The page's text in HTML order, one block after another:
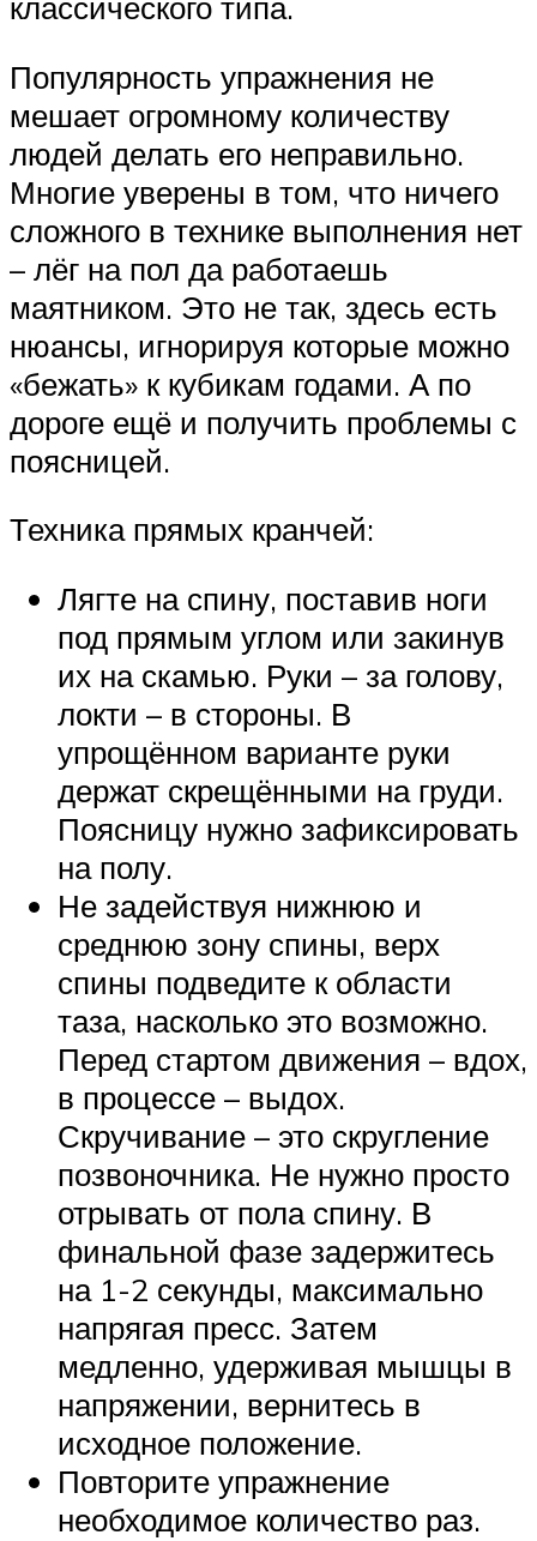
Популярность упражнения не
мешает огромному количеству
людей делать его неправильно.
Многие уверены в том, что ничего
сложного в технике выполнения нет
– лёг на пол да работаешь
маятником. Это не так, здесь есть
нюансы, игнорируя которые можно
«бежать» к кубикам годами. А по
дороге ещё и получить проблемы с
поясницей.
Техника прямых кранчей:
Лягте на спину, поставив ноги
под прямым углом или закинув
их на скамью. Руки – за голову,
локти – в стороны. В
упрощённом варианте руки
держат скрещёнными на груди.
Поясницу нужно зафиксировать
на полу.
Не задействуя нижнюю и
среднюю зону спины, верх
спины подведите к области
таза, насколько это возможно.
Перед стартом движения – вдох,
в процессе – выдох.
Скручивание – это скругление
позвоночника. Не нужно просто
отрывать от пола спину. В
финальной фазе задержитесь
на 1-2 секунды, максимально
напрягая пресс. Затем
медленно, удерживая мышцы в
напряжении, вернитесь в
исходное положение.
Повторите упражнение
необходимое количество раз.